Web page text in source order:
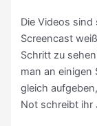
Die Videos
Screencast
Schritt zu
man an einigen
gleich
Not schreibt ihr